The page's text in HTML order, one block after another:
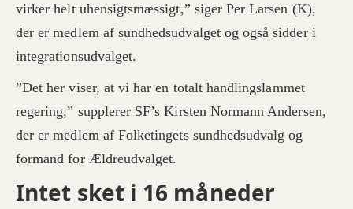
virker helt uhensigtsmæssigt,” siger Per Larsen (K),
der er medlem af sundhedsudvalget og også sidder i
integrationsudvalget.
”Det her viser, at vi har en totalt handlingslammet
regering,” supplerer SF’s Kirsten Normann Andersen,
der er medlem af Folketingets sundhedsudvalg og
formand for Ældreudvalget.
Intet sket i 16 måneder